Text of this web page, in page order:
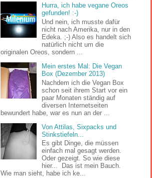
Hurra, ich habe vegane Oreos
gefunden! :-)
Und nein, ich musste dafür
nicht nach Amerika, nur in den
Edeka. ;-) Also es handelt sich
natürlich nicht um die
originalen Oreos, sondern ...
Mein erstes Mal: Die Vegan
Box (Dezember 2013)
Nachdem ich die Vegan Box
schon seit ihrem Start vor ein
paar Monaten ständig auf
diversen Internetseiten
bewundert habe, war es nun an der ...
Von Attilas, Sixpacks und
Stinkstiefeln...
Es gibt Dinge, die müssen
einfach mal gesagt werden.
Oder gezeigt. So wie diese
hier... Das ist mein Bauch.
Wie man sieht, habe ich ke...